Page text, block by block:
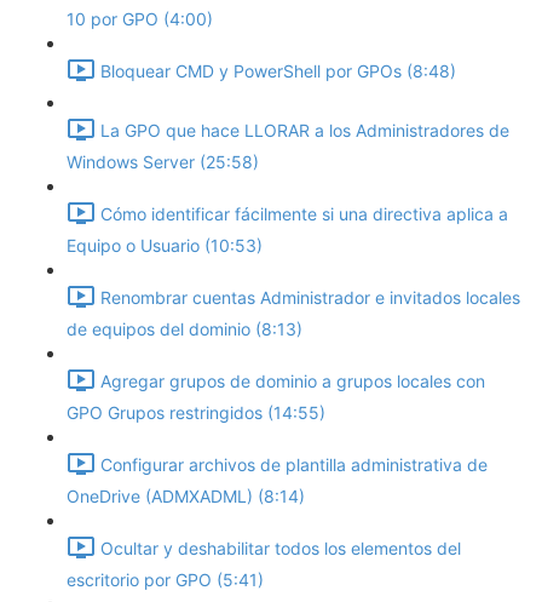
10 por GPO (4:00)
Bloquear CMD y PowerShell por GPOs (8:48)
La GPO que hace LLORAR a los Administradores de
Windows Server (25:58)
Cómo identificar fácilmente si una directiva aplica a
Equipo o Usuario (10:53)
Renombrar cuentas Administrador e invitados locales
de equipos del dominio (8:13)
Agregar grupos de dominio a grupos locales con
GPO Grupos restringidos (14:55)
Configurar archivos de plantilla administrativa de
OneDrive (ADMXADML) (8:14)
Ocultar y deshabilitar todos los elementos del
escritorio por GPO (5:41)